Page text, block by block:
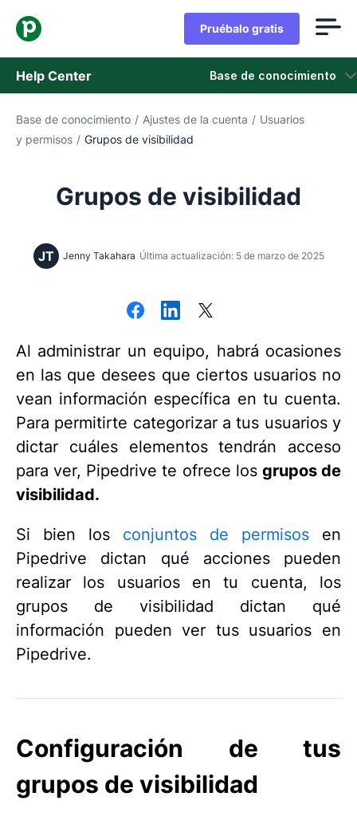
Pruébalo gratis
Help Center Base de conocimiento
Base de conocimiento
Contáctanos
Base de conocimiento / Ajustes de la cuenta / Usuarios
y permisos / Grupos de visibilidad
Grupos de visibilidad
JT Jenny Takahara Última actualización: 5 de marzo de 2025
Al administrar un equipo, habrá ocasiones
en las que desees que ciertos usuarios no
vean información específica en tu cuenta.
Para permitirte categorizar a tus usuarios y
dictar cuáles elementos tendrán acceso
para ver, Pipedrive te ofrece los grupos de
visibilidad.
Si bien los conjuntos de permisos en
Pipedrive dictan qué acciones pueden
realizar los usuarios en tu cuenta, los
grupos de visibilidad dictan qué
información pueden ver tus usuarios en
Pipedrive.
Configuración de tus
grupos de visibilidad